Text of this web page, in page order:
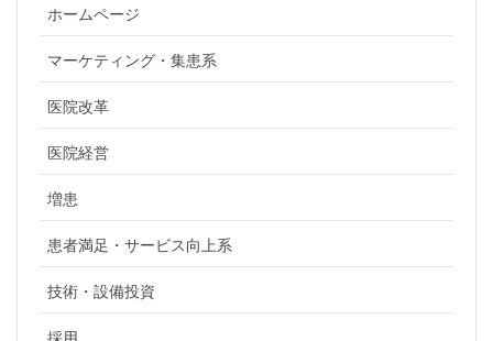
ホームページ
マーケティング・集患系
医院改革
医院経営
増患
患者満足・サービス向上系
技術・設備投資
採用